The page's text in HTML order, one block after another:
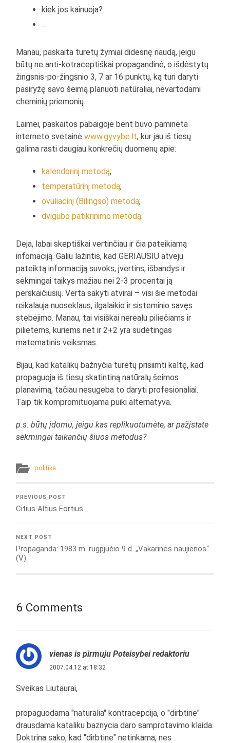
kiek jos kainuoja?
…
Manau, paskaita turėtų žymiai didesnę naudą, jeigu
būtų ne anti-kotraceptiškai propagandinė, o išdėstytų
žingsnis-po-žingsnio 3, 7 ar 16 punktų, ką turi daryti
pasiryžę savo šeimą planuoti natūraliai, nevartodami
cheminių priemonių.
Laimei, paskaitos pabaigoje bent buvo paminėta
interneto svetainėwww.gyvybe.lt, kur jau iš tiesų
galima rasti daugiau konkrečių duomenų apie:
kalendorinį metodą;
temperatūrinį metodą;
ovuliacinį (Bilingso) metodą;
dvigubo patikrinimo metodą.
Deja, labai skeptiškai vertinčiau ir čia pateikiamą
infomaciją. Galiu lažintis, kad GERIAUSIU atveju
pateiktą informaciją suvoks, įvertins, išbandys ir
sėkmingai taikys mažiau nei 2-3 procentai ją
perskaičiusių. Verta sakyti atvirai – visi šie metodai
reikalauja nuoseklaus, ilgalaikio ir sisteminio savęs
stebėjimo. Manau, tai visiškai nerealu piliečiams ir
pilietėms, kuriems net ir 2+2 yra sudėtingas
matematinis veiksmas.
Bijau, kad katalikų bažnyčia turėtų prisiimti kaltę, kad
propaguoja iš tiesų skatintiną natūralų šeimos
planavimą, tačiau nesugeba to daryti profesionaliai.
Taip tik kompromituojama puiki alternatyva.
p.s. būtų įdomu, jeigu kas replikuotumėte, ar pažįstate
sėkmingai taikančių šiuos metodus?
politika
PREVIOUS POST
Citius Altius Fortius
NEXT POST
Propaganda: 1983 m. rugpjūčio 9 d. „Vakarinės naujienos“
(V)
6 Comments
vienas is pirmuju Poteisybei redaktoriu
2007.04.12 at 18:32
Sveikas Liutaurai,
propaguodama "naturalia" kontracepcija, o "dirbtine"
drausdama kataliku baznycia daro samprotavimo klaida.
Doktrina sako, kad "dirbtine" netinkama, nes